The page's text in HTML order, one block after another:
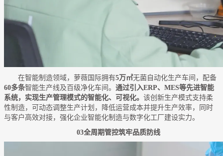
在智能制造领域，萝薇国际拥有5万㎡无菌自动化生产车间，配备
60多条智能生产线及百级净化车间。 通过引入ERP、MES等先进智能
系统，实现生产管理模式的智能化、可视化。 该创新生产模式支持柔
性制造，可动态调整生产计划，降低运营成本并提升生产效率，同时
与客户高效对接，强化企业智能化制造与数字化工厂建设实力。
03全周期管控筑牢品质防线